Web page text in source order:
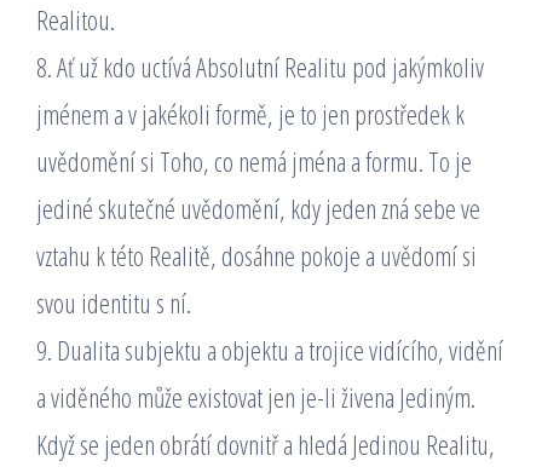
Realitou.
8. Ať už kdo uctívá Absolutní Realitu pod jakýmkoliv
jménem a v jakékoli formě, je to jen prostředek k
uvědomění si Toho, co nemá jména a formu. To je
jediné skutečné uvědomění, kdy jeden zná sebe ve
vztahu k této Realitě, dosáhne pokoje a uvědomí si
svou identitu s ní.
9. Dualita subjektu a objektu a trojice vidícího, vidění
a viděného může existovat jen je-li živena Jediným.
Když se jeden obrátí dovnitř a hledá Jedinou Realitu,